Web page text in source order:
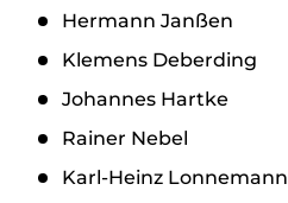
Hermann Janßen
Klemens Deberding
Johannes Hartke
Rainer Nebel
Karl-Heinz Lonnemann